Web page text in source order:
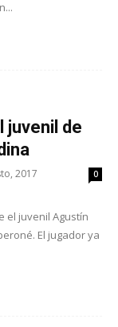
juvenil de
2017 0
el juvenil Agustín
El jugador ya